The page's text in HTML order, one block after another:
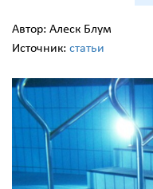
Автор: Алеск Блум
Источник: статьи